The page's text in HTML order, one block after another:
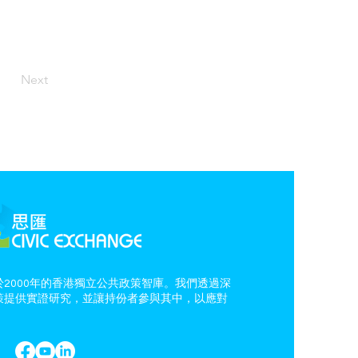
Next
年的香港獨立公共政策智庫。我們透過深
提供實證研究，並讓持份者參與其中，以應對